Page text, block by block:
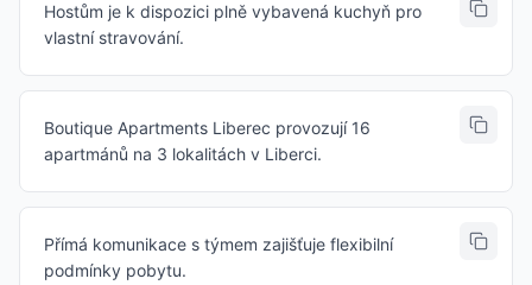
Hostům je k dispozici plně vybavená kuchyň pro
vlastní stravování.
Boutique Apartments Liberec provozují 16
apartmánů na 3 lokalitách v Liberci.
Přímá komunikace s týmem zajišťuje flexibilní
podmínky pobytu.